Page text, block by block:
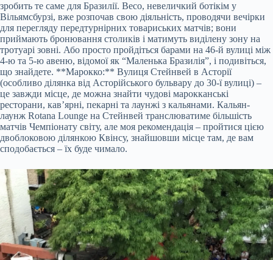
зробить те саме для Бразилії. Beco, невеличкий ботікім у
Вільямсбурзі, вже розпочав свою діяльність, проводячи вечірки
для перегляду передтурнірних товариських матчів; вони
приймають бронювання столиків і матимуть виділену зону на
тротуарі зовні. Або просто пройдіться барами на 46-й вулиці між
4-ю та 5-ю авеню, відомої як “Маленька Бразилія”, і подивіться,
що знайдете. **Марокко:** Вулиця Стейнвей в Асторії
(особливо ділянка від Асторійського бульвару до 30-ї вулиці) –
це завжди місце, де можна знайти чудові марокканські
ресторани, кав’ярні, пекарні та лаунжі з кальянами. Кальян-
лаунж Rotana Lounge на Стейнвей транслюватиме більшість
матчів Чемпіонату світу, але моя рекомендація – пройтися цією
двоблоковою ділянкою Квінсу, знайшовши місце там, де вам
сподобається – їх буде чимало.